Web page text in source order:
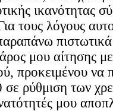
ικανότητας
τους λόγους
μου αίτησης
προκειμένου να
ρύθμιση των
μου